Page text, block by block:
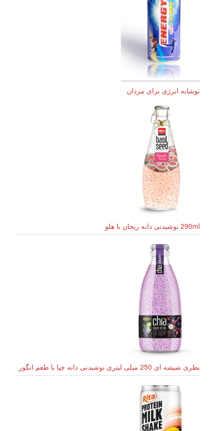
نوشابه انرژی برای مردان
290ml نوشیدنی دانه ریحان با هلو
بطری شیشه ای 250 میلی لیتری نوشیدنی دانه چیا با طعم انگور